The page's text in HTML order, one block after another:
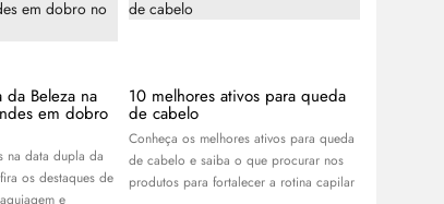
Beleza na
em dobro
na data dupla da
os destaques de
e
10 melhores ativos para queda
de cabelo
Conheça os melhores ativos para queda
de cabelo e saiba o que procurar nos
produtos para fortalecer a rotina capilar